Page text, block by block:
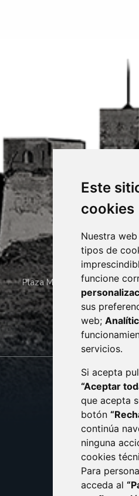
Este
cookies
Nuestra
tipos de
funcione
sus
web;
servicios.
Si acepta
“Aceptar
que acepta
botón
continúa
ninguna
cookies
Para
acceda al
Plaza Mayor 4 22400
· (34) 974
CONTACTO
AVISO
POLÍTICA